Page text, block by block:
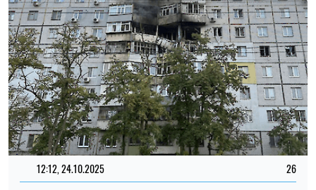
12:12, 24.10.2025 26